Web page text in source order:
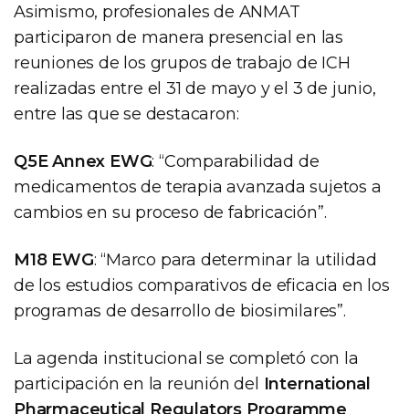
Asimismo, profesionales de ANMAT
participaron de manera presencial en las
reuniones de los grupos de trabajo de ICH
realizadas entre el 31 de mayo y el 3 de junio,
entre las que se destacaron:
Q5E Annex EWG: “Comparabilidad de
medicamentos de terapia avanzada sujetos a
cambios en su proceso de fabricación”.
M18 EWG: “Marco para determinar la utilidad
de los estudios comparativos de eficacia en los
programas de desarrollo de biosimilares”.
La agenda institucional se completó con la
participación en la reunión del International
Pharmaceutical Regulators Programme